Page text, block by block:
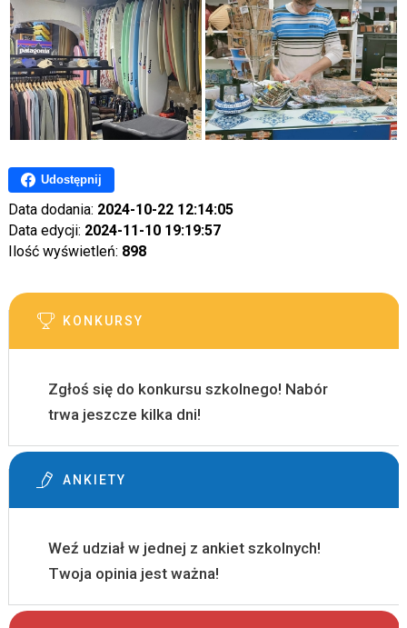
Udostępnij
Data dodania: 2024-10-22 12:14:05
Data edycji: 2024-11-10 19:19:57
Ilość wyświetleń: 898
KONKURSY
Zgłoś się do konkursu szkolnego! Nabór
trwa jeszcze kilka dni!
ANKIETY
Weź udział w jednej z ankiet szkolnych!
Twoja opinia jest ważna!